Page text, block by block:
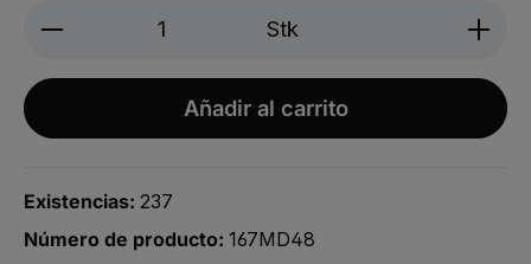
Produkt Anzahl: Gib den
Stk
Añadir al carrito
Existencias: 237
Número de producto: 167MD48